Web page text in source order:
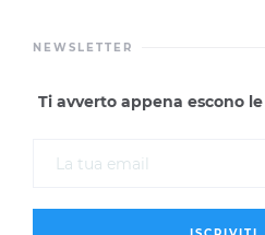
NEWSLETTER
Ti avverto appena escono